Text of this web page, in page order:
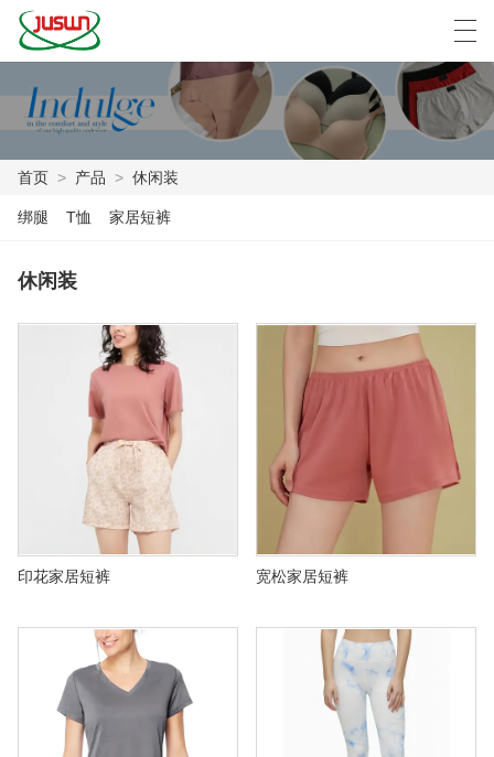
首页
Deutsch English Español
首页 > 产品 > 休闲装
绑腿 T恤 家居短裤
休闲装
印花家居短裤 宽松家居短裤